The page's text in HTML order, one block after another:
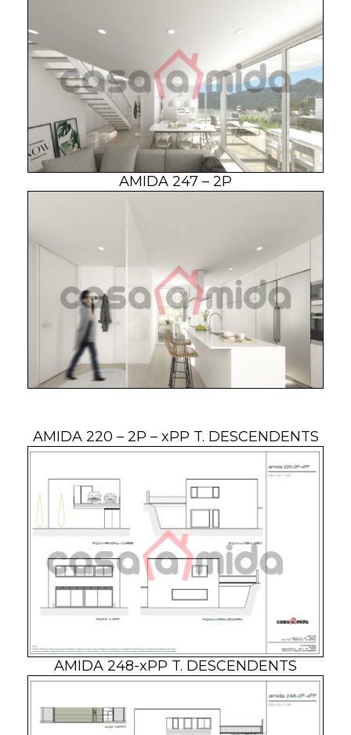
AMIDA 247 – 2P
AMIDA 220 – 2P – xPP T. DESCENDENTS
AMIDA 248-xPP T. DESCENDENTS